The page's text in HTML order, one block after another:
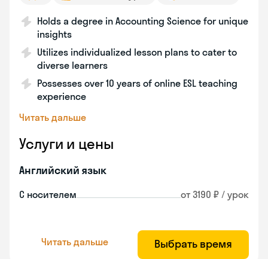
Holds a degree in Accounting Science for unique
insights
Utilizes individualized lesson plans to cater to
diverse learners
Possesses over 10 years of online ESL teaching
experience
Читать дальше
Услуги и цены
Английский язык
С носителем от 3190 ₽ / урок
Читать дальше Выбрать время